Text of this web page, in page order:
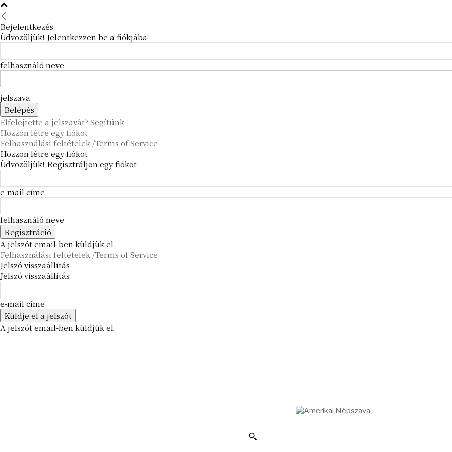
Bejelentkezés
Üdvözöljük! Jelentkezzen be a fiókjába
felhasználó neve
jelszava
Elfelejtette a jelszavát? Segítünk
Hozzon létre egy fiókot
Felhasználási feltételek /Terms of Service
Hozzon létre egy fiókot
Üdvözöljük! Regisztráljon egy fiókot
e-mail címe
felhasználó neve
A jelszót email-ben küldjük el.
Felhasználási feltételek /Terms of Service
Jelszó visszaállítás
Jelszó visszaállítás
e-mail címe
A jelszót email-ben küldjük el.